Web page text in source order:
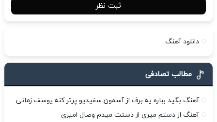
ثبت نظر
دانلود آهنگ
مطالب تصادفی
آهنگ بگید بباره یه برف از آسمون سفیدیو پرتر کنه یوسف زمانی
آهنگ از دستم میری از دستت میدم وصال امیری